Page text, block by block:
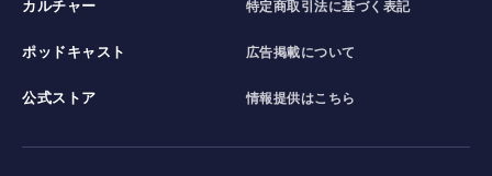
カルチャー
ポッドキャスト
公式ストア
特定商取引法に基づく表記
広告掲載について
情報提供はこちら